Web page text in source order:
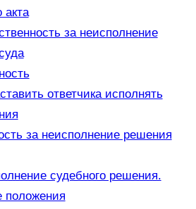
акта
за неисполнение
ответчика исполнять
за неисполнение решения
судебного решения.
положения